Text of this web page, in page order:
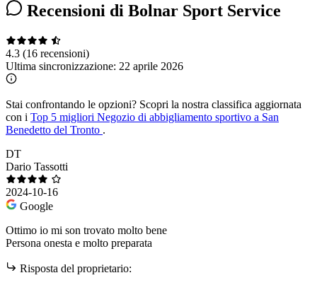
Recensioni di Bolnar Sport Service
4.3 (16 recensioni)
Ultima sincronizzazione: 22 aprile 2026
Stai confrontando le opzioni? Scopri la nostra classifica aggiornata
con i Top 5 migliori Negozio di abbigliamento sportivo a San
Benedetto del Tronto .
DT
Dario Tassotti
2024-10-16
Google
Ottimo io mi son trovato molto bene
Persona onesta e molto preparata
Risposta del proprietario: